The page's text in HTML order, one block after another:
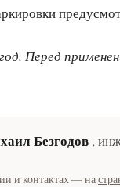
Перед
Безгодов ,
и контактах — на